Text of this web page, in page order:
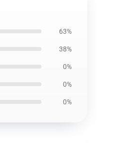
63%
38%
0%
0%
0%